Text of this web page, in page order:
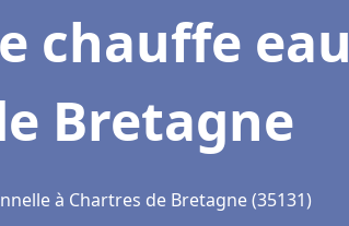
chauffe eau
Bretagne
à Chartres de Bretagne (35131)